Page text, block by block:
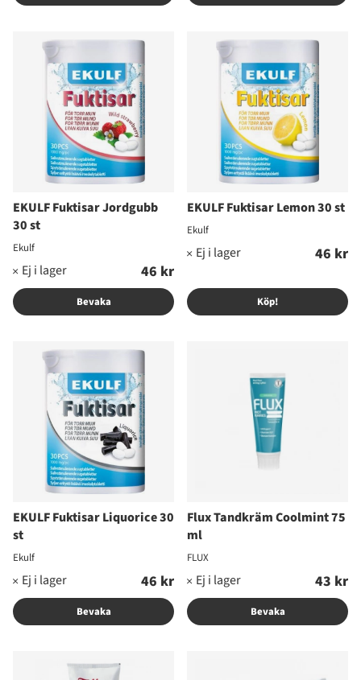
EKULF Fuktisar Jordgubb
30 st
Ekulf
46 kr
Bevaka
EKULF Fuktisar Lemon 30 st
Ekulf
46 kr
Köp!
EKULF Fuktisar Liquorice 30
st
Ekulf
46 kr
Bevaka
Flux Tandkräm Coolmint 75
ml
FLUX
43 kr
Bevaka